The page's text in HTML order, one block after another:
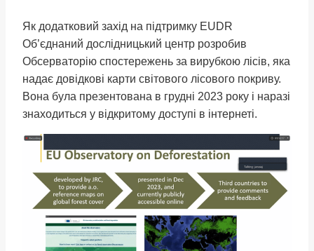
Як додатковий захід на підтримку EUDR
Об’єднаний дослідницький центр розробив
Обсерваторію спостережень за вирубкою лісів, яка
надає довідкові карти світового лісового покриву.
Вона була презентована в грудні 2023 року і наразі
знаходиться у відкритому доступі в iнтернеті.